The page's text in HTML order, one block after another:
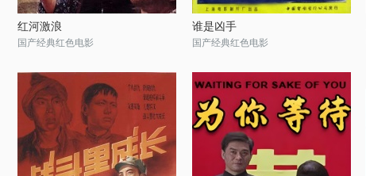
红河激浪
国产经典红色电影
谁是凶手
国产经典红色电影